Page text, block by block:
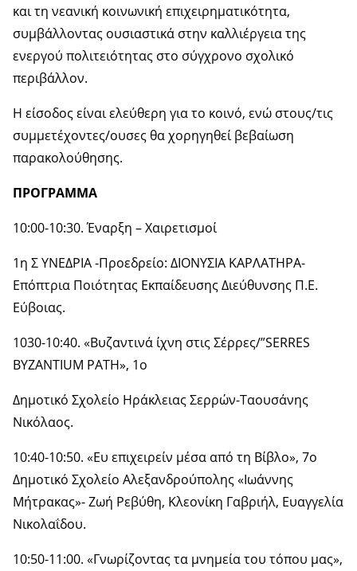
και τη νεανική κοινωνική επιχειρηματικότητα,
συμβάλλοντας ουσιαστικά στην καλλιέργεια της
ενεργού πολιτειότητας στο σύγχρονο σχολικό
περιβάλλον.
Η είσοδος είναι ελεύθερη για το κοινό, ενώ στους/τις
συμμετέχοντες/ουσες θα χορηγηθεί βεβαίωση
παρακολούθησης.
ΠΡΟΓΡΑΜΜΑ
10:00-10:30. Έναρξη – Χαιρετισμοί
1η Σ ΥΝΕΔΡΙΑ -Προεδρείο: ΔΙΟΝΥΣΙΑ ΚΑΡΛΑΤΗΡΑ-
Επόπτρια Ποιότητας Εκπαίδευσης Διεύθυνσης Π.Ε.
Εύβοιας.
1030-10:40. «Βυζαντινά ίχνη στις Σέρρες/”SERRES
BYZANΤIUM PATH», 1ο
Δημοτικό Σχολείο Ηράκλειας Σερρών-Ταουσάνης
Νικόλαος.
10:40-10:50. «Ευ επιχειρείν μέσα από τη Βίβλο», 7ο
Δημοτικό Σχολείο Αλεξανδρούπολης «Ιωάννης
Μήτρακας»- Ζωή Ρεβύθη, Κλεονίκη Γαβριήλ, Ευαγγελία
Νικολαΐδου.
10:50-11:00. «Γνωρίζοντας τα μνημεία του τόπου μας»,